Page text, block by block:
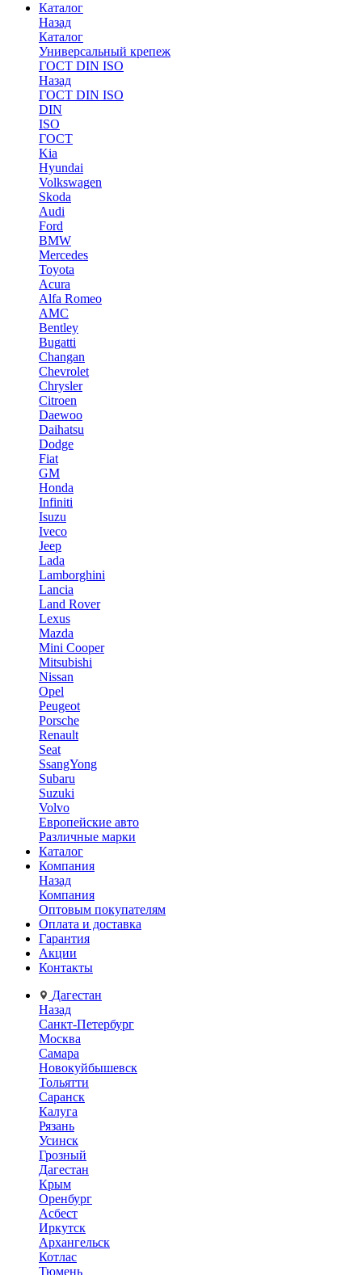
Каталог
Назад
Каталог
Универсальный крепеж
ГОСТ DIN ISO
Назад
ГОСТ DIN ISO
DIN
ISO
ГОСТ
Kia
Hyundai
Volkswagen
Skoda
Audi
Ford
BMW
Mercedes
Toyota
Acura
Alfa Romeo
AMC
Bentley
Bugatti
Changan
Chevrolet
Chrysler
Citroen
Daewoo
Daihatsu
Dodge
Fiat
GM
Honda
Infiniti
Isuzu
Iveco
Jeep
Lada
Lamborghini
Lancia
Land Rover
Lexus
Mazda
Mini Cooper
Mitsubishi
Nissan
Opel
Peugeot
Porsche
Renault
Seat
SsangYong
Subaru
Suzuki
Volvo
Европейские авто
Различные марки
Каталог
Компания
Назад
Компания
Оптовым покупателям
Оплата и доставка
Гарантия
Акции
Контакты
Дагестан
Назад
Санкт-Петербург
Москва
Самара
Новокуйбышевск
Тольятти
Саранск
Калуга
Рязань
Усинск
Грозный
Дагестан
Крым
Оренбург
Асбест
Иркутск
Архангельск
Котлас
Тюмень